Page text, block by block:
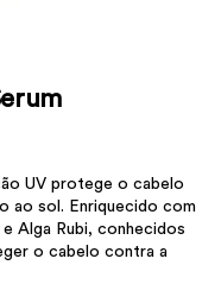
UV protege o cabelo
ao sol. Enriquecido com
Alga Rubi, conhecidos
o cabelo contra a